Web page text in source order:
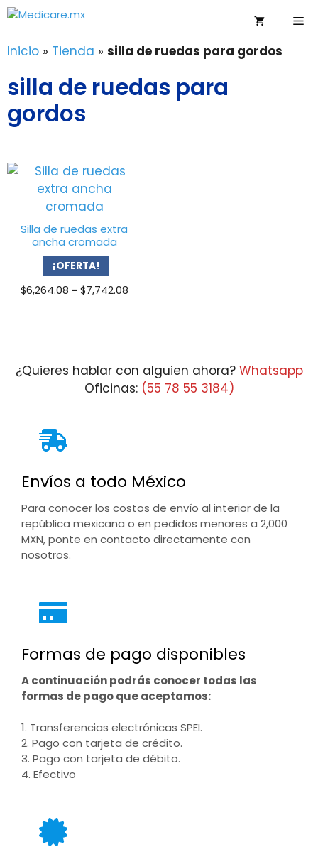
Saltar
contenido
Inicio » Tienda » silla de ruedas para gordos
silla de ruedas para
gordos
Silla de ruedas extra
ancha cromada
¡OFERTA!
$6,264.08 – $7,742.08Price
¿Quieres hablar con alguien ahora? Whatsapp
Oficinas: (55 78 55 3184)
Envíos a todo México
Para conocer los costos de envío al interior de la
república mexicana o en pedidos menores a 2,000
MXN, ponte en contacto directamente con
nosotros.
Formas de pago disponibles
A continuación podrás conocer todas las
formas de pago que aceptamos:
1. Transferencias electrónicas SPEI.
2. Pago con tarjeta de crédito.
3. Pago con tarjeta de débito.
4. Efectivo